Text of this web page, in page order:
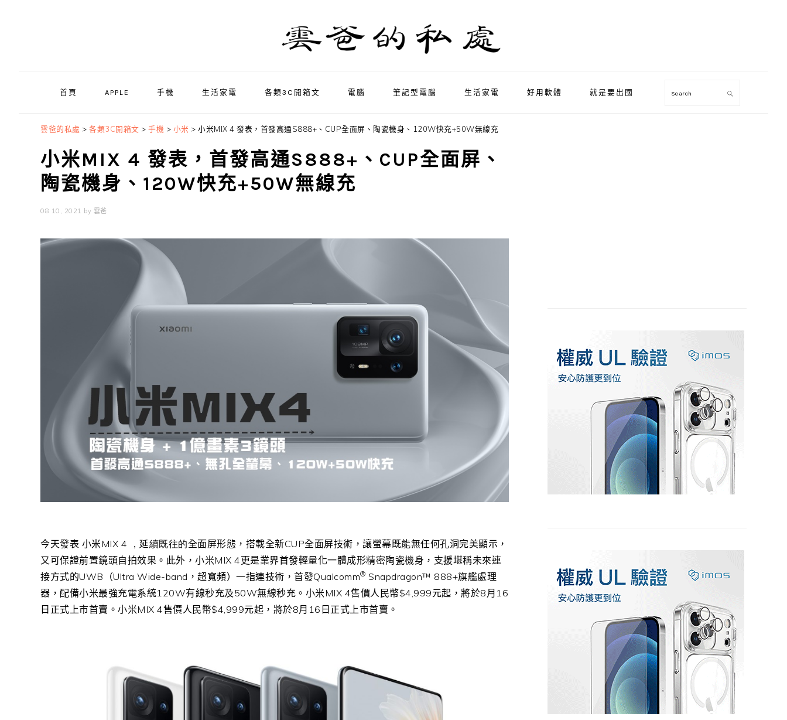
首頁 APPLE 手機 生活家電 各類3C開箱文 電腦 筆記型電腦 生活家電 好用軟體 就是要出國 Search
雲爸的私處 > 各類3C開箱文 > 手機 > 小米 > 小米MIX 4 發表，首發高通S888+、CUP全面屏、陶瓷機身、120W快充+50W無線充
小米MIX 4 發表，首發高通S888+、CUP全面屏、
陶瓷機身、120W快充+50W無線充
08 10, 2021 by 雲爸
今天發表 小米MIX 4 ，延續既往的全面屏形態，搭載全新CUP全面屏技術，讓螢幕既能無任何孔洞完美顯示，
又可保證前置鏡頭自拍效果。此外，小米MIX 4更是業界首發輕量化一體成形精密陶瓷機身，支援堪稱未來連
接方式的UWB （Ultra Wide-band ，超寬頻）一指連技術， 首發Qualcomm® Snapdragon™ 888+旗艦處理
器，配備小米最強充電系統120W有線秒充及50W無線秒充。小米MIX 4售價人民幣$4,999元起，將於8月 16
日正式上市首賣。 小米MIX 4售價人民幣$4,999元起，將於8月16日正式上市首賣。